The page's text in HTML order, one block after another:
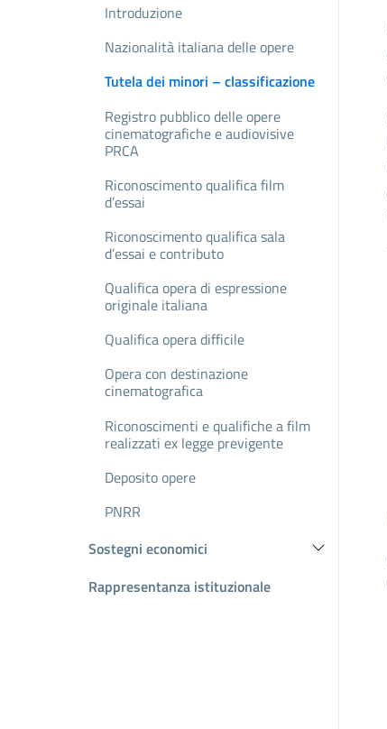
Introduzione
Nazionalità italiana delle opere
Tutela dei minori – classificazione
Registro pubblico delle opere
cinematografiche e audiovisive
PRCA
Riconoscimento qualifica film
d’essai
Riconoscimento qualifica sala
d’essai e contributo
Qualifica opera di espressione
originale italiana
Qualifica opera difficile
Opera con destinazione
cinematografica
Riconoscimenti e qualifiche a film
realizzati ex legge previgente
Deposito opere
PNRR
Sostegni economici
Rappresentanza istituzionale